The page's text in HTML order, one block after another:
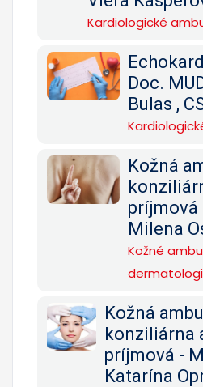
Kardiologické
Doc.
Bulas ,
Kožná
príjmová
Milena
Kožné
Kožná
konziliárna
príjmová -
Katarína